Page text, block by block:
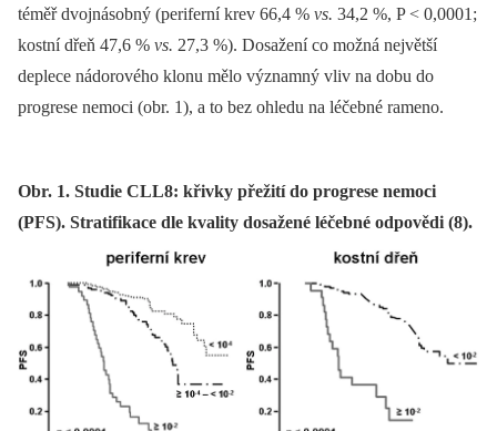
téměř dvojnásobný (periferní krev 66,4 % vs. 34,2 %, P < 0,0001;
kostní dřeň 47,6 % vs. 27,3 %). Dosažení co možná největší
deplece nádorového klonu mělo významný vliv na dobu do
progrese nemoci (obr. 1), a to bez ohledu na léčebné rameno.
Obr. 1. Studie CLL8: křivky přežití do progrese nemoci
(PFS). Stratifikace dle kvality dosažené léčebné odpovědi (8).